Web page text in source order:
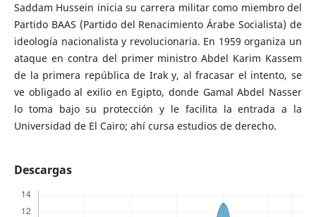
Saddam Hussein inicia su carrera militar como miembro del
Partido BAAS (Partido del Renacimiento Árabe Socialista) de
ideología nacionalista y revolucionaria. En 1959 organiza un
ataque en contra del primer ministro Abdel Karim Kassem
de la primera república de Irak y, al fracasar el intento, se
ve obligado al exilio en Egipto, donde Gamal Abdel Nasser
lo toma bajo su protección y le facilita la entrada a la
Universidad de El Cairo; ahí cursa estudios de derecho.
Descargas